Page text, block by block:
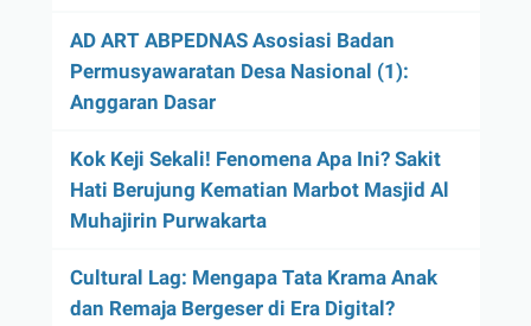
AD ART ABPEDNAS Asosiasi Badan
Permusyawaratan Desa Nasional (1):
Anggaran Dasar
Kok Keji Sekali! Fenomena Apa Ini? Sakit
Hati Berujung Kematian Marbot Masjid Al
Muhajirin Purwakarta
Cultural Lag: Mengapa Tata Krama Anak
dan Remaja Bergeser di Era Digital?